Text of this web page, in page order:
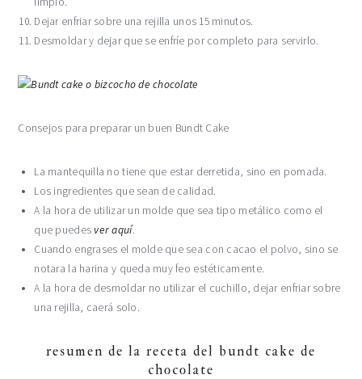
Dejar enfriar sobre una rejilla unos 15 minutos.
Desmoldar y dejar que se enfríe por completo para servirlo.
Consejos para preparar un buen Bundt Cake
La mantequilla no tiene que estar derretida, sino en pomada.
Los ingredientes que sean de calidad.
A la hora de utilizar un molde que sea tipo metálico como el
que puedesver aquí.
Cuando engrases el molde que sea con cacao el polvo, sino se
notara la harina y queda muy feo estéticamente.
A la hora de desmoldar no utilizar el cuchillo, dejar enfriar sobre
una rejilla, caerá solo.
resumen de la receta del bundt cake de
chocolate